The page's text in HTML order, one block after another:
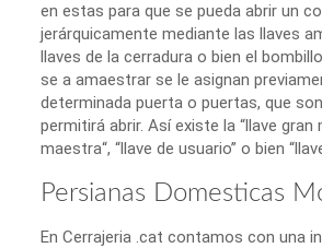
en estas para que se pueda abrir un
jerárquicamente mediante las llaves
llaves de la cerradura o bien el
se a amaestrar se le asignan
determinada puerta o puertas, que
permitirá abrir. Así existe la “llave gran
maestra“, “llave de usuario” o bien
Persianas Domesticas
En Cerrajeria .cat contamos con una